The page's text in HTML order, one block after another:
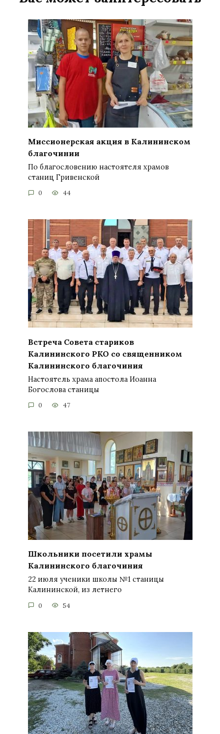
Миссионерская акция в Калининском
благочинии
По благословению настоятеля храмов
станиц Гривенской
0 44
Встреча Совета стариков
Калининского РКО со священником
Калининского благочиния
Настоятель храма апостола Иоанна
Богослова станицы
0 47
Школьники посетили храмы
Калининского благочиния
22 июля ученики школы №1 станицы
Калининской, из летнего
0 54